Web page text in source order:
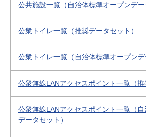
公共施設一覧（自治体標準オープンデー
公衆トイレ一覧（推奨データセット）
公衆トイレ一覧（自治体標準オープンデ
公衆無線LANアクセスポイント一覧（推
公衆無線LANアクセスポイント一覧（
データセット）